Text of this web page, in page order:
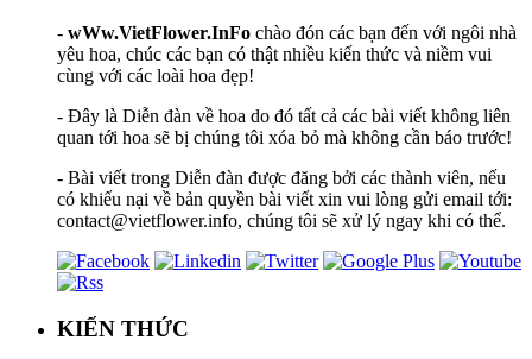
- wWw.VietFlower.InFo chào đón các bạn đến với ngôi nhà
yêu hoa, chúc các bạn có thật nhiều kiến thức và niềm vui
cùng với các loài hoa đẹp!
- Đây là Diễn đàn về hoa do đó tất cả các bài viết không liên
quan tới hoa sẽ bị chúng tôi xóa bỏ mà không cần báo trước!
- Bài viết trong Diễn đàn được đăng bởi các thành viên, nếu
có khiếu nại về bản quyền bài viết xin vui lòng gửi email tới:
contact@vietflower.info, chúng tôi sẽ xử lý ngay khi có thể.
KIẾN THỨC